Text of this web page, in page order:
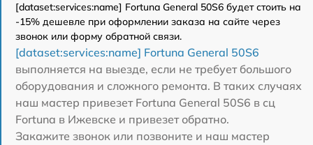
[dataset:services:name] Fortuna General 50S6 будет стоить на
-15% дешевле при оформлении заказа на сайте через
звонок или форму обратной связи.
[dataset:services:name] Fortuna General 50S6
выполняется на выезде, если не требует большого
оборудования и сложного ремонта. В таких случаях
наш мастер привезет Fortuna General 50S6 в сц
Fortuna в Ижевске и привезет обратно.
Закажите звонок или позвоните и наш мастер